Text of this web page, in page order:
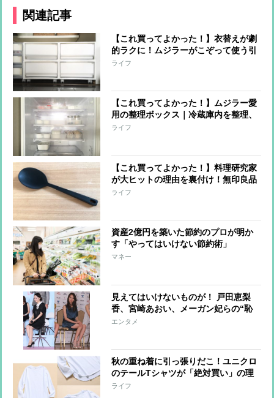
関連記事
【これ買ってよかった！】衣替えが劇
的ラクに！ムジラーがこぞって使う引
き出しケースでクローゼットがすっき
ライフ
【これ買ってよかった！】ムジラー愛
用の整理ボックス｜冷蔵庫内を整理、
しかも掃除がラクになる使い方
ライフ
【これ買ってよかった！】料理研究家
が大ヒットの理由を裏付け！無印良品
の『シリコーン調理スプーン』の実力
ライフ
資産2億円を築いた節約のプロが明か
す「やってはいけない節約術」
マネー
見えてはいけないものが！ 戸田恵梨
香、宮崎あおい、メーガン妃らの“恥
ずかしい”写真
エンタメ
秋の重ね着に引っ張りだこ！ユニクロ
のテールTシャツが「絶対買い」の理
由とは？
ライフ